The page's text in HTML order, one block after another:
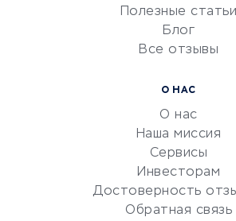
УСЛУГИ ДЛЯ БИЗНЕСА
документооборот
Юридические компании
Полезные статьи
Блог
Все отзывы
О НАС
О нас
Наша миссия
Сервисы
Инвесторам
Достоверность
Обратная связь